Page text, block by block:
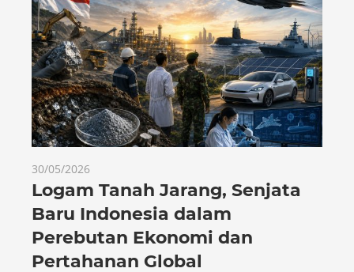
30/05/2026
Logam Tanah Jarang, Senjata
Baru Indonesia dalam
Perebutan Ekonomi dan
Pertahanan Global